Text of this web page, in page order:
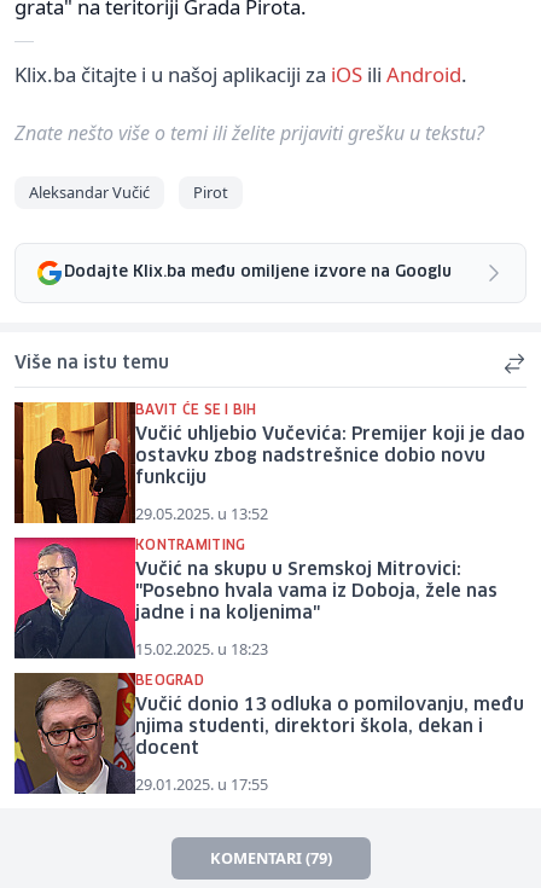
grata" na teritoriji Grada Pirota.
Klix.ba čitajte i u našoj aplikaciji za iOS ili Android.
Znate nešto više o temi ili želite prijaviti grešku u tekstu?
Aleksandar Vučić Pirot
Dodajte Klix.ba među omiljene izvore na Googlu
Više na istu temu
BAVIT ĆE SE I BIH
Vučić uhljebio Vučevića: Premijer koji je dao
ostavku zbog nadstrešnice dobio novu
funkciju
29.05.2025. u 13:52
KONTRAMITING
Vučić na skupu u Sremskoj Mitrovici:
"Posebno hvala vama iz Doboja, žele nas
jadne i na koljenima"
15.02.2025. u 18:23
BEOGRAD
Vučić donio 13 odluka o pomilovanju, među
njima studenti, direktori škola, dekan i
docent
29.01.2025. u 17:55
KOMENTARI (79)